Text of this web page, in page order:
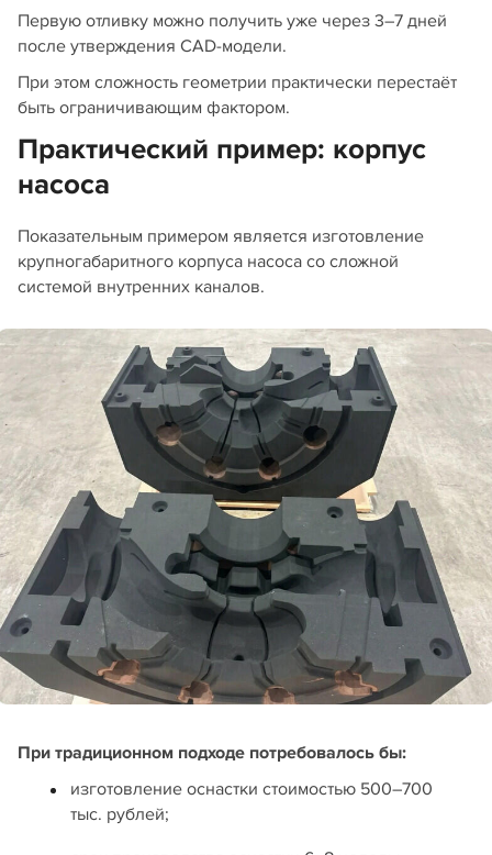
Первую отливку можно получить уже через 3–7 дней
после утверждения CAD-модели.
При этом сложность геометрии практически перестаёт
быть ограничивающим фактором.
Практический пример: корпус
насоса
Показательным примером является изготовление
крупногабаритного корпуса насоса со сложной
системой внутренних каналов.
При традиционном подходе потребовалось бы:
изготовление оснастки стоимостью 500–700
тыс. рублей;